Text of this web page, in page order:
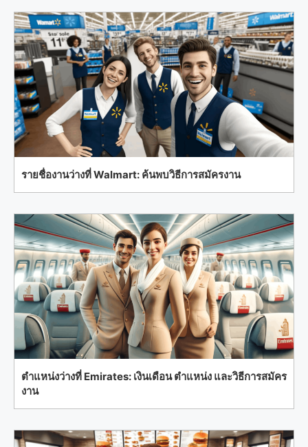
รายชื่องานว่างที่ Walmart: ค้นพบวิธีการสมัครงาน
ตำแหน่งว่างที่ Emirates: เงินเดือน ตำแหน่ง และวิธีการสมัคร
งาน